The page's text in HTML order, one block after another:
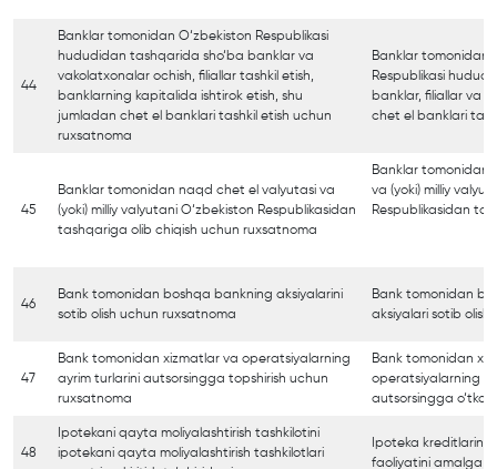
44
Banklar tomonidan O‘zbekiston Respublikasi
hududidan tashqarida sho‘ba banklar va
vakolatxonalar ochish, filiallar tashkil etish,
banklarning kapitalida ishtirok etish, shu
jumladan chet el banklari tashkil etish uchun
ruxsatnoma
Banklar tomonidan
Respublikasi
banklar, filiallar va
chet el banklari
45
Banklar tomonidan naqd chet el valyutasi va
(yoki) milliy valyutani O‘zbekiston Respublikasidan
tashqariga olib chiqish uchun ruxsatnoma
Banklar tomonidan
va (yoki) milliy
Respublikasidan
46
Bank tomonidan boshqa bankning aksiyalarini
sotib olish uchun ruxsatnoma
Bank tomonidan
aksiyalari sotib olish
47
Bank tomonidan xizmatlar va operatsiyalarning
ayrim turlarini autsorsingga topshirish uchun
ruxsatnoma
Bank tomonidan
operatsiyalarning
autsorsingga
48
Ipotekani qayta moliyalashtirish tashkilotini
ipotekani qayta moliyalashtirish tashkilotlari
Ipoteka kreditlarini
faoliyatini amalga